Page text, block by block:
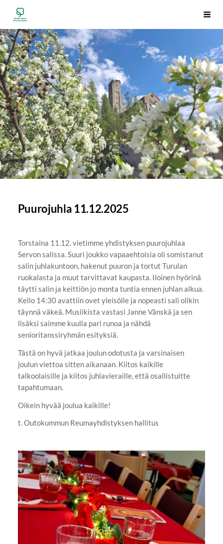
Siirry
sivun
sisältöön
Outokummun Reumayhdistys ry
Puurojuhla 11.12.2025
Torstaina 11.12. vietimme yhdistyksen puurojuhlaa
Servon salissa. Suuri joukko vapaaehtoisia oli somistanut
salin juhlakuntoon, hakenut puuron ja tortut Turulan
ruokalasta ja muut tarvittavat kaupasta. Iloinen hyörinä
täytti salin ja keittiön jo monta tuntia ennen juhlan alkua.
Kello 14:30 avattiin ovet yleisölle ja nopeasti sali olikin
täynnä väkeä. Musiikista vastasi Janne Vänskä ja sen
lisäksi saimme kuulla pari runoa ja nähdä
senioritanssiryhmän esityksiä.
Tästä on hyvä jatkaa joulun odotusta ja varsinaisen
joulun viettoa sitten aikanaan. Kiitos kaikille
talkoolaisille ja kiitos juhlavieraille, että osallistuitte
tapahtumaan.
Oikein hyvää joulua kaikille!
t. Outokummun Reumayhdistyksen hallitus